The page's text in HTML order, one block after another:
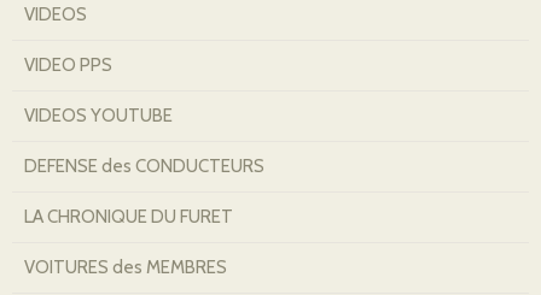
VIDEOS
VIDEO PPS
VIDEOS YOUTUBE
DEFENSE des CONDUCTEURS
LA CHRONIQUE DU FURET
VOITURES des MEMBRES